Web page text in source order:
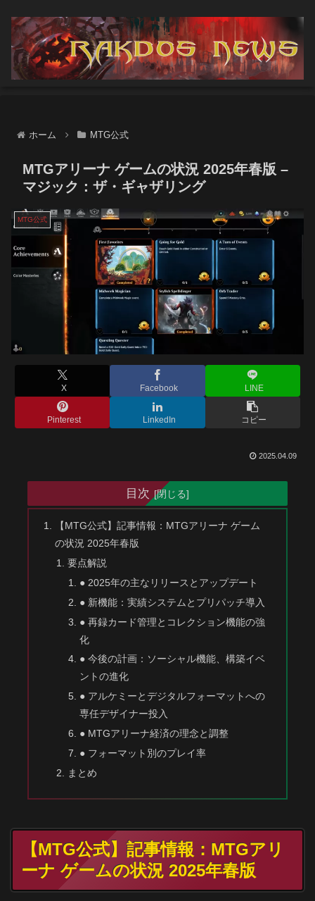
ホーム MTG公式
MTGアリーナ ゲームの状況 2025年春版 –
マジック：ザ・ギャザリング
MTG公式
X Facebook LINE
Pinterest LinkedIn コピー
2025.04.09
目次
【MTG公式】記事情報：MTGアリーナ ゲーム
の状況 2025年春版
要点解説
● 2025年の主なリリースとアップデート
● 新機能：実績システムとプリパッチ導入
● 再録カード管理とコレクション機能の強
化
● 今後の計画：ソーシャル機能、構築イベ
ントの進化
● アルケミーとデジタルフォーマットへの
専任デザイナー投入
● MTGアリーナ経済の理念と調整
● フォーマット別のプレイ率
まとめ
【MTG公式】記事情報：MTGアリ
ーナ ゲームの状況 2025年春版